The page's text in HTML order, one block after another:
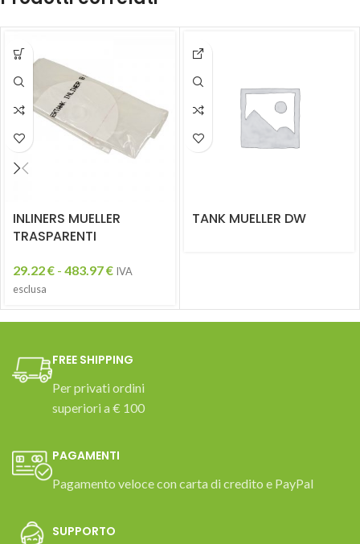
INLINERS MUELLER
TRASPARENTI
29.22€ - 483.97€ IVA
esclusa
TANK MUELLER DW
FREE SHIPPING
Per privati ordini
superiori a € 100
PAGAMENTI
Pagamento veloce con carta di credito e PayPal
SUPPORTO